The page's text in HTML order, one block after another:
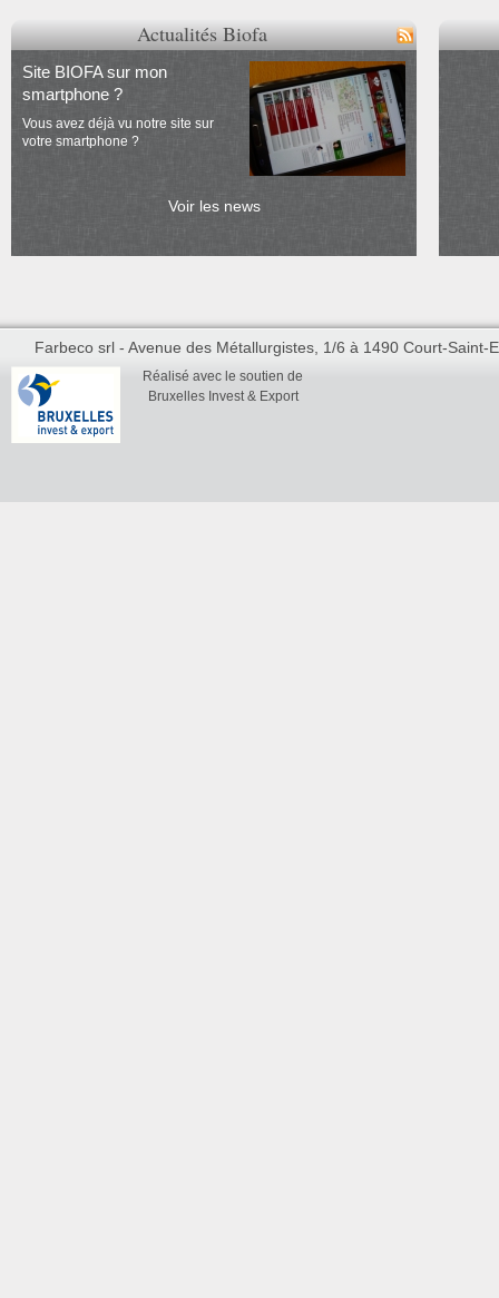
Actualités Biofa
Site BIOFA sur mon
smartphone ?
Vous avez déjà vu notre site sur
votre smartphone ?
Voir les news
Farbeco srl - Avenue des Métallurgistes, 1/6 à 1490 Court-Saint-
Réalisé avec le soutien de
Bruxelles Invest & Export